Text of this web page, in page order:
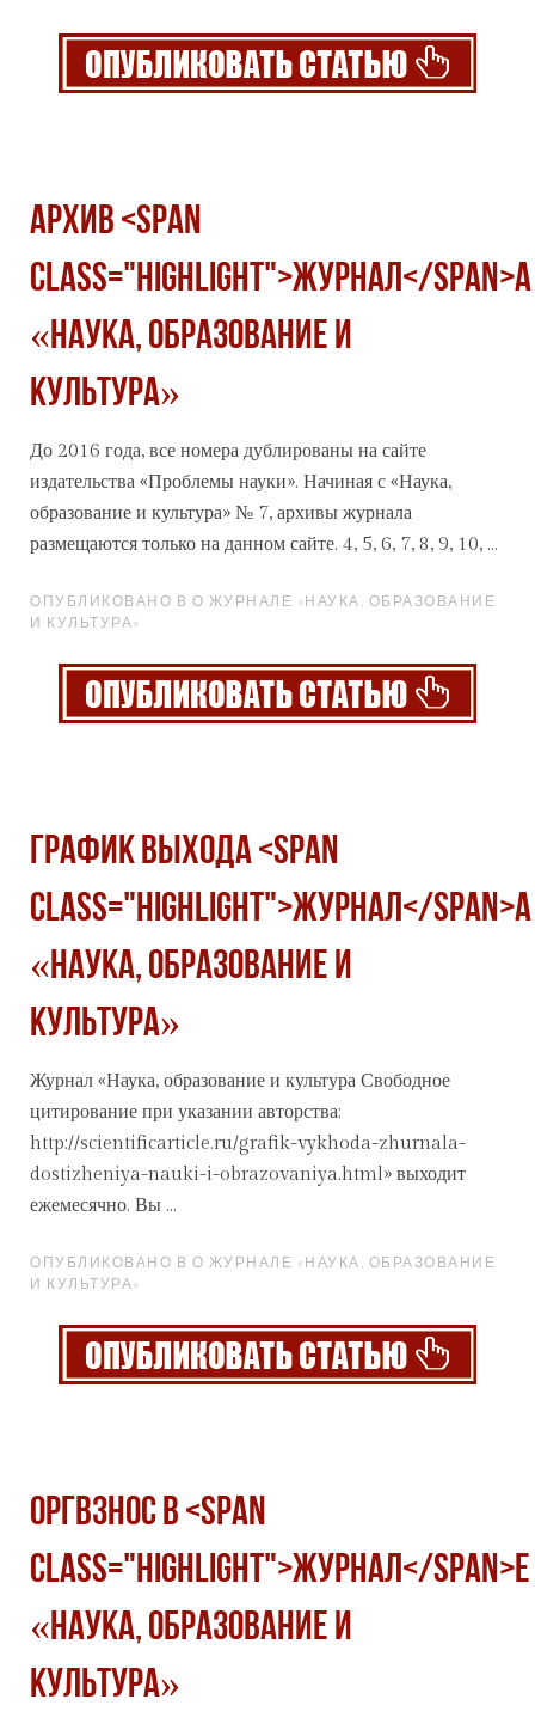
Архив <span
class="highlight">журнал</span>а
«Наука, образование и
культура»
До 2016 года, все номера дублированы на сайте
издательства «Проблемы науки». Начиная с «Наука,
образование и культура» № 7, архивы журнала
размещаются только на данном сайте. 4, 5, 6, 7, 8, 9, 10, ...
ОПУБЛИКОВАНО В О ЖУРНАЛЕ «НАУКА, ОБРАЗОВАНИЕ
И КУЛЬТУРА»
График выхода <span
class="highlight">журнал</span>а
«Наука, образование и
культура»
Журнал «Наука, образование и культура Свободное
цитирование при указании авторства:
http://scientificarticle.ru/grafik-vykhoda-zhurnala-
dostizheniya-nauki-i-obrazovaniya.html» выходит
ежемесячно. Вы ...
ОПУБЛИКОВАНО В О ЖУРНАЛЕ «НАУКА, ОБРАЗОВАНИЕ
И КУЛЬТУРА»
Оргвзнос в <span
class="highlight">журнал</span>е
«Наука, образование и
культура»